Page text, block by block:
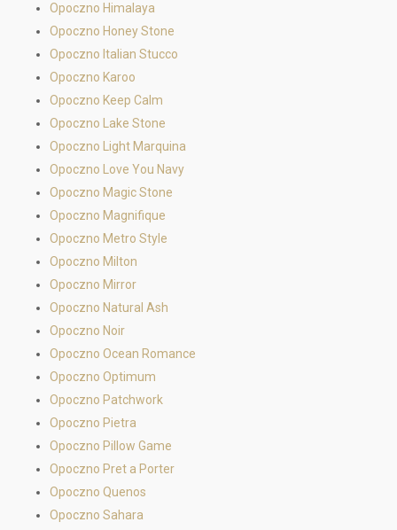
Opoczno Himalaya
Opoczno Honey Stone
Opoczno Italian Stucco
Opoczno Karoo
Opoczno Keep Calm
Opoczno Lake Stone
Opoczno Light Marquina
Opoczno Love You Navy
Opoczno Magic Stone
Opoczno Magnifique
Opoczno Metro Style
Opoczno Milton
Opoczno Mirror
Opoczno Natural Ash
Opoczno Noir
Opoczno Ocean Romance
Opoczno Optimum
Opoczno Patchwork
Opoczno Pietra
Opoczno Pillow Game
Opoczno Pret a Porter
Opoczno Quenos
Opoczno Sahara